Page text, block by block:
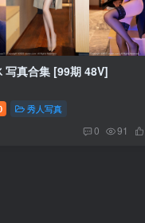
写真合集 [99期 48V]
秀人写真
0 91